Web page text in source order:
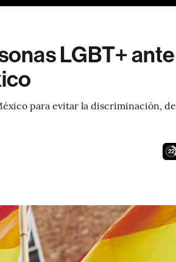
LGBT+ ante
para evitar la discriminación, de
21